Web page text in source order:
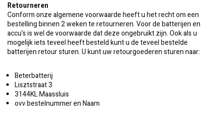
Retourneren
Conform onze algemene voorwaarde heeft u het recht om een
bestelling binnen 2 weken te retourneren. Voor de batterijen en
accu's is wel de voorwaarde dat deze ongebruikt zijn. Ook als u
mogelijk iets teveel heeft besteld kunt u de teveel bestelde
batterijen retour sturen. U kunt uw retourgoederen sturen naar:
Beterbatterij
Lisztstraat 3
3144KL Maassluis
ovv bestelnummer en Naam